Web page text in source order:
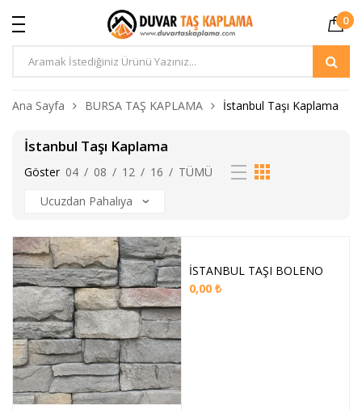
0
Ürün
Ana Sayfa BURSA TAŞ KAPLAMA İstanbul Taşı Kaplama
İstanbul Taşı Kaplama
Göster 04 / 08 / 12 / 16 / TÜMÜ
İSTANBUL TAŞI BOLENO
0,00 ₺